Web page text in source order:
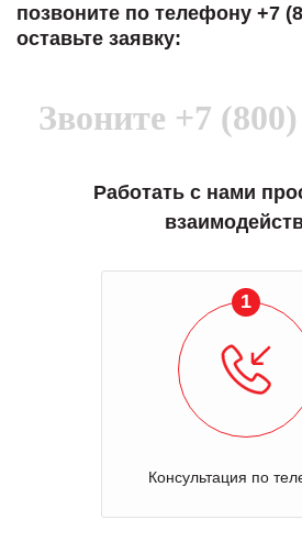
позвоните по телефону +7
оставьте заявку:
Звоните +7
Работать с нами
1
Консультация по